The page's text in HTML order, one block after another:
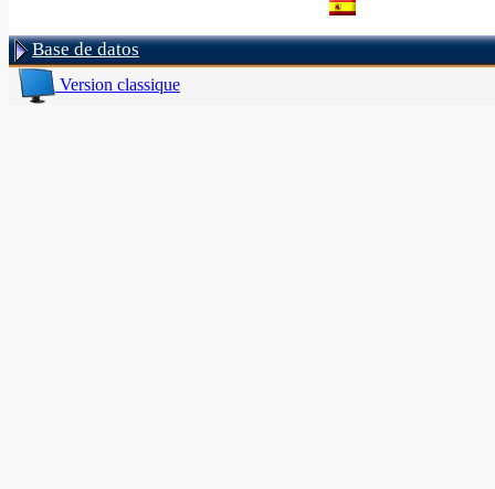
Base de datos
Version classique